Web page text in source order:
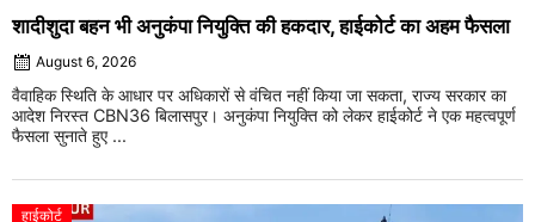
शादीशुदा बहन भी अनुकंपा नियुक्ति की हकदार, हाईकोर्ट का अहम फैसला
August 6, 2026
वैवाहिक स्थिति के आधार पर अधिकारों से वंचित नहीं किया जा सकता, राज्य सरकार का
आदेश निरस्त CBN36 बिलासपुर। अनुकंपा नियुक्ति को लेकर हाईकोर्ट ने एक महत्वपूर्ण
फैसला सुनाते हुए ...
हाईकोर्ट